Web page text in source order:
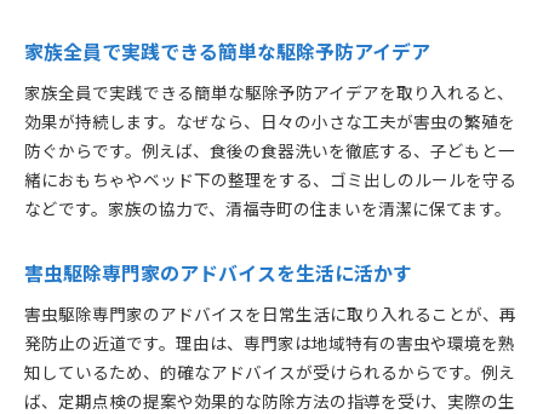
家族全員で実践できる簡単な駆除予防アイデア
家族全員で実践できる簡単な駆除予防アイデアを取り入れると、
効果が持続します。なぜなら、日々の小さな工夫が害虫の繁殖を
防ぐからです。例えば、食後の食器洗いを徹底する、子どもと一
緒におもちゃやベッド下の整理をする、ゴミ出しのルールを守る
などです。家族の協力で、清福寺町の住まいを清潔に保てます。
害虫駆除専門家のアドバイスを生活に活かす
害虫駆除専門家のアドバイスを日常生活に取り入れることが、再
発防止の近道です。理由は、専門家は地域特有の害虫や環境を熟
知しているため、的確なアドバイスが受けられるからです。例え
ば、定期点検の提案や効果的な防除方法の指導を受け、実際の生